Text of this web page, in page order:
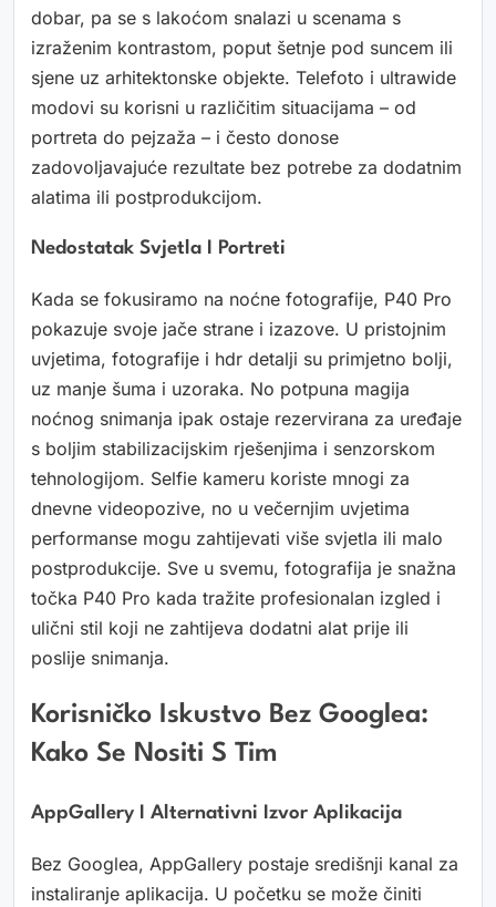
dobar, pa se s lakoćom snalazi u scenama s
izraženim kontrastom, poput šetnje pod suncem ili
sjene uz arhitektonske objekte. Telefoto i ultrawide
modovi su korisni u različitim situacijama – od
portreta do pejzaža – i često donose
zadovoljavajuće rezultate bez potrebe za dodatnim
alatima ili postprodukcijom.
Nedostatak Svjetla I Portreti
Kada se fokusiramo na noćne fotografije, P40 Pro
pokazuje svoje jače strane i izazove. U pristojnim
uvjetima, fotografije i hdr detalji su primjetno bolji,
uz manje šuma i uzoraka. No potpuna magija
noćnog snimanja ipak ostaje rezervirana za uređaje
s boljim stabilizacijskim rješenjima i senzorskom
tehnologijom. Selfie kameru koriste mnogi za
dnevne videopozive, no u večernjim uvjetima
performanse mogu zahtijevati više svjetla ili malo
postprodukcije. Sve u svemu, fotografija je snažna
točka P40 Pro kada tražite profesionalan izgled i
ulični stil koji ne zahtijeva dodatni alat prije ili
poslije snimanja.
Korisničko Iskustvo Bez Googlea:
Kako Se Nositi S Tim
AppGallery I Alternativni Izvor Aplikacija
Bez Googlea, AppGallery postaje središnji kanal za
instaliranje aplikacija. U početku se može činiti